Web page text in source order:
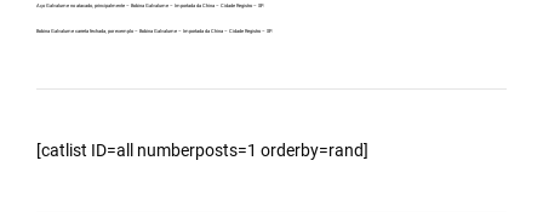
Aço Galvalume no atacado, principalmente – Bobina Galvalume – Importada da China – Cidade Registro – SP.
Bobina Galvalume carreta fechada, por exemplo – Bobina Galvalume – Importada da China – Cidade Registro – SP.
[catlist ID=all numberposts=1 orderby=rand]